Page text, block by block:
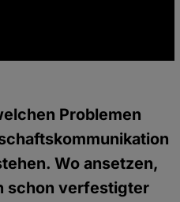
Problemen
Wo ansetzen,
schon verfestigter